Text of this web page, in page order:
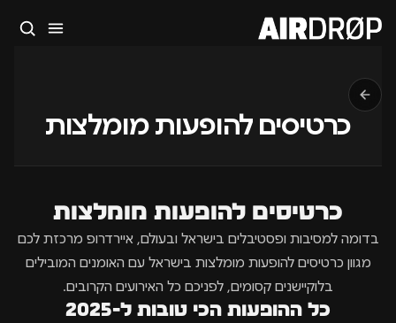
כרטיסים להופעות מומלצות
כרטיסים להופעות מומלצות
בדומה למסיבות ופסטיבלים בישראל ובעולם, איירדרופ מרכזת לכם
מגוון כרטיסים להופעות מומלצות בישראל עם האומנים המובילים
בלוקיישנים קסומים, לפניכם כל האירועים הקרובים.
כל ההופעות הכי טובות ל-2025
סגור
מה מחפשים?
🎪